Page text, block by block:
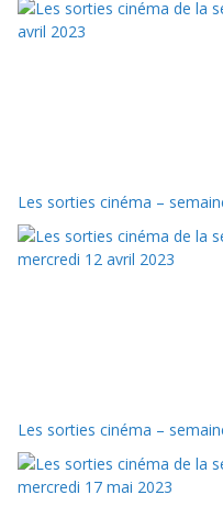
Les sorties cinéma –
Les sorties cinéma –